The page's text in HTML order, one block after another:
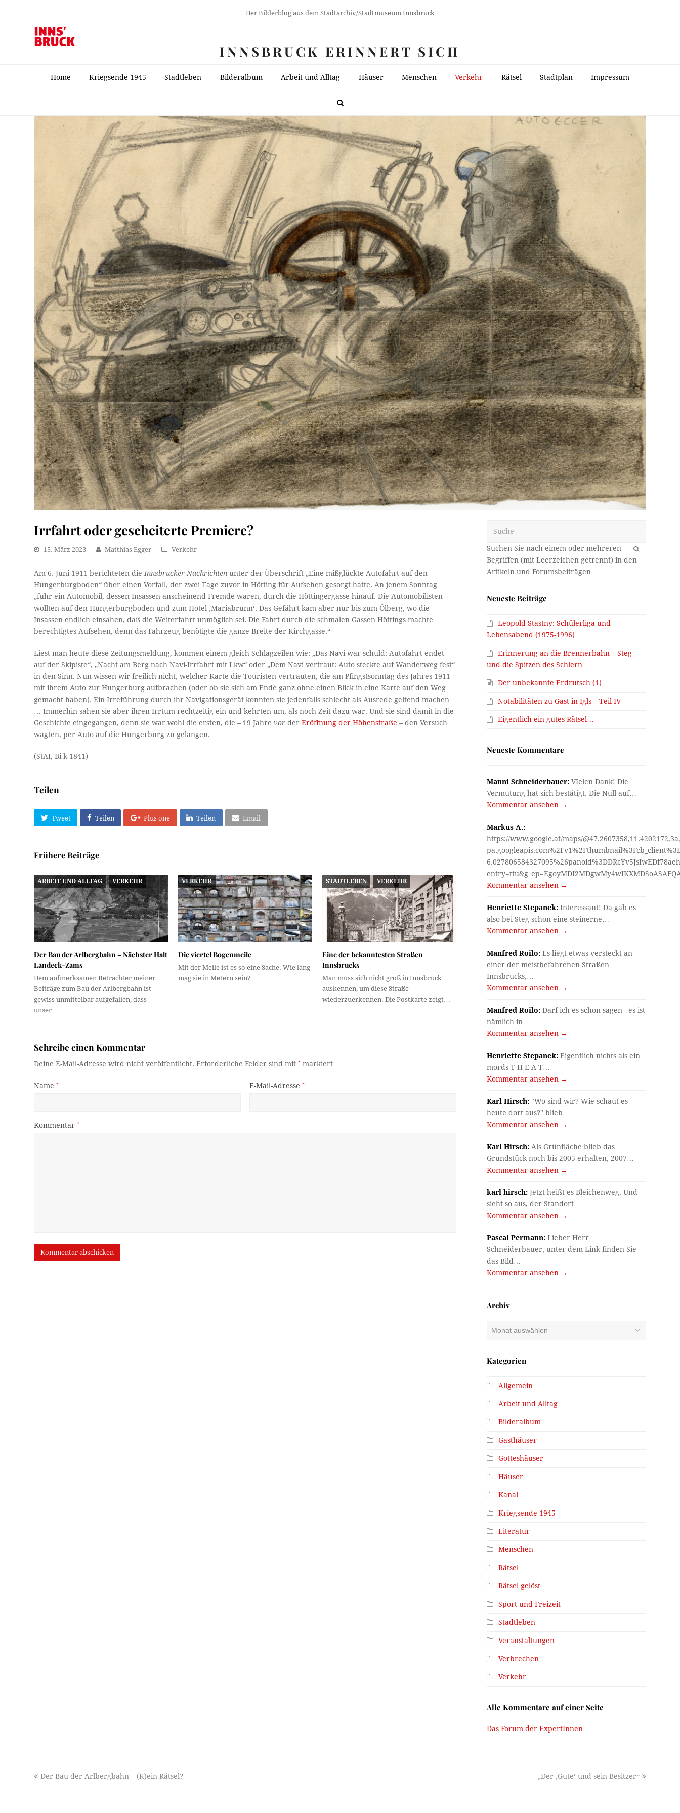
Der Bilderblog aus dem Stadtarchiv/Stadtmuseum Innsbruck
INNSBRUCK ERINNERT SICH
Home Kriegsende 1945 Stadtleben Bilderalbum Arbeit und Alltag Häuser Menschen Verkehr Rätsel Stadtplan Impressum
Irrfahrt oder gescheiterte Premiere?
15. März 2023 Matthias Egger Verkehr
Am 6. Juni 1911 berichteten dieInnsbrucker Nachrichten unter der Überschrift „Eine mißglückte Autofahrt auf den
Hungerburgboden“ über einen Vorfall, der zwei Tage zuvor in Hötting für Aufsehen gesorgt hatte. An jenem Sonntag
„fuhr ein Automobil, dessen Insassen anschei­nend Fremde waren, durch die Höttingergasse hinauf. Die Automobilisten
wollten auf den Hungerburgboden und zum Hotel ‚Mariabrunn‘. Das Gefährt kam aber nur bis zum Ölberg, wo die
Insassen endlich einsahen, daß die Weiterfahrt unmöglich sei. Die Fahrt durch die schmalen Gassen Höttings machte
berechtigtes Aufsehen, denn das Fahrzeug benötigte die ganze Breite der Kirchgasse.“
Liest man heute diese Zeitungsmeldung, kommen einem gleich Schlagzeilen wie: „Das Navi war schuld: Autofahrt endet
auf der Skipiste“, „Nacht am Berg nach Navi-Irrfahrt mit Lkw“ oder „Dem Navi vertraut: Auto steckte auf Wanderweg fest“
in den Sinn. Nun wissen wir freilich nicht, welcher Karte die Touristen vertrauten, die am Pfingstsonntag des Jahres 1911
mit ihrem Auto zur Hungerburg aufbrachen (oder ob sie sich am Ende ganz ohne einen Blick in eine Karte auf den Weg
gemacht haben). Ein Irreführung durch ihr Navigationsgerät konnten sie jedenfalls schlecht als Ausrede geltend machen
… Immerhin sahen sie aber ihren Irrtum rechtzeitig ein und kehrten um, als noch Zeit dazu war. Und sie sind damit in die
Geschichte eingegangen, denn sie war wohl die ersten, die – 19 Jahrevor derEröffnung der Höhenstraße – den Versuch
wagten, per Auto auf die Hungerburg zu gelangen.
(StAI, Bi-k-1841)
Teilen
Tweet Teilen Plus one Teilen Email
Frühere Beiträge
ARBEIT UND ALLTAG VERKEHR
Der Bau der Arlbergbahn – Nächster Halt
Landeck-Zams
Dem aufmerksamen Betrachter meiner
Beiträge zum Bau der Arlbergbahn ist
gewiss unmittelbar aufgefallen, dass
unser…
VERKEHR
Die viertel Bogenmeile
Mit der Meile ist es so eine Sache. Wie lang
mag sie in Metern sein?…
STADTLEBEN VERKEHR
Eine der bekanntesten Straßen
Innsbrucks
Man muss sich nicht groß in Innsbruck
auskennen, um diese Straße
wiederzuerkennen. Die Postkarte zeigt…
Schreibe einen Kommentar
Deine E-Mail-Adresse wird nicht veröffentlicht. Erforderliche Felder sind mit* markiert
Name* E-Mail-Adresse *
Kommentar*
OK
Neueste Beiträge
Leopold Stastny: Schülerliga und
Lebensabend (1975-1996)
Erinnerung an die Brennerbahn – Steg
und die Spitzen des Schlern
Der unbekannte Erdrutsch (1)
Notabilitäten zu Gast in Igls – Teil IV
Eigentlich ein gutes Rätsel…
Neueste Kommentare
Manni Schneiderbauer: VIelen Dank! Die
Vermutung hat sich bestätigt. Die Null auf…
Kommentar ansehen →
Markus A.:
https://www.google.at/maps/
Kommentar ansehen →
Henriette Stepanek: Interessant! Da gab es
also bei Steg schon eine steinerne…
Kommentar ansehen →
Manfred Roilo: Es liegt etwas versteckt an
einer der meistbefahrenen Straßen
Innsbrucks,…
Kommentar ansehen →
Manfred Roilo: Darf ich es schon sagen - es ist
nämlich in…
Kommentar ansehen →
Henriette Stepanek: Eigentlich nichts als ein
mords T H E A T…
Kommentar ansehen →
Karl Hirsch: "Wo sind wir? Wie schaut es
heute dort aus?" blieb…
Kommentar ansehen →
Karl Hirsch: Als Grünfläche blieb das
Grundstück noch bis 2005 erhalten, 2007…
Kommentar ansehen →
karl hirsch: Jetzt heißt es Bleichenweg. Und
sieht so aus, der Standort…
Kommentar ansehen →
Pascal Permann: Lieber Herr
Schneiderbauer, unter dem Link finden Sie
das Bild…
Kommentar ansehen →
Archiv
Kategorien
Allgemein
Arbeit und Alltag
Bilderalbum
Gasthäuser
Gotteshäuser
Häuser
Kanal
Kriegsende 1945
Literatur
Menschen
Rätsel
Rätsel gelöst
Sport und Freizeit
Stadtleben
Veranstaltungen
Verbrechen
Verkehr
Alle Kommentare auf einer Seite
Das Forum der ExpertInnen
previous
Der Bau der Arlbergbahn – (K)ein Rätsel?
next
„Der ‚Gute‘ und sein Besitzer“